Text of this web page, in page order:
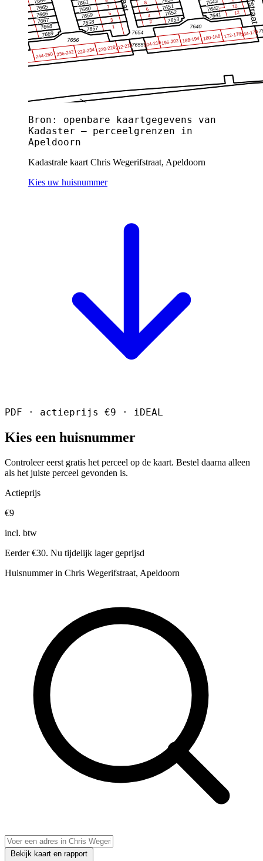
Bron: openbare kaartgegevens van
Kadaster — perceelgrenzen in
Apeldoorn
Kadastrale kaart Chris Wegerifstraat, Apeldoorn
Kies uw huisnummer
PDF · actieprijs €9 · iDEAL
Kies een huisnummer
Controleer eerst gratis het perceel op de kaart. Bestel daarna alleen
als het juiste perceel gevonden is.
Actieprijs
€9
incl. btw
Eerder €30. Nu tijdelijk lager geprijsd
Huisnummer in Chris Wegerifstraat, Apeldoorn
Bekijk kaart en rapport